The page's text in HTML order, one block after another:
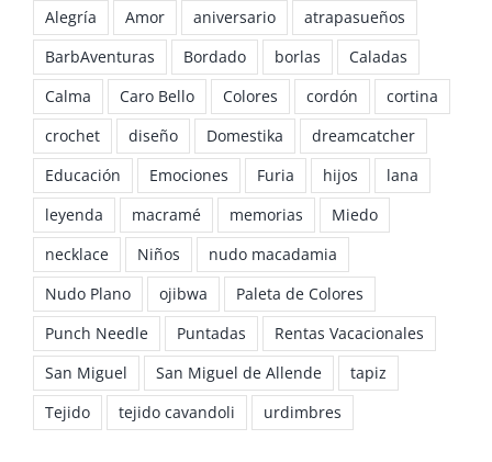
Alegría
Amor aniversario
atrapasueños
BarbAventuras
Bordado borlas
Caladas
Calma
Caro Bello Colores cordón
cortina
crochet
diseño Domestika
dreamcatcher
Educación
Emociones Furia hijos
lana
leyenda
macramé memorias
Miedo
necklace
Niños
nudo macadamia
Nudo Plano
ojibwa
Paleta de Colores
Punch Needle
Puntadas
Rentas Vacacionales
San Miguel
San Miguel de Allende
tapiz
Tejido
tejido cavandoli urdimbres